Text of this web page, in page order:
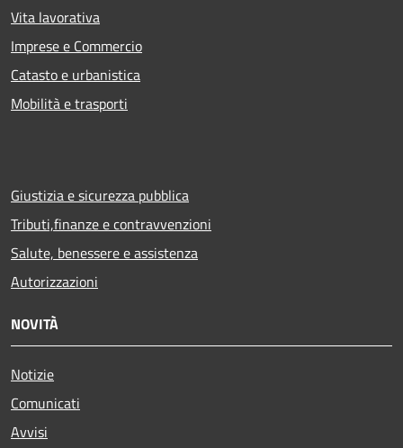
Vita lavorativa
Imprese e Commercio
Catasto e urbanistica
Mobilità e trasporti
Giustizia e sicurezza pubblica
Tributi,finanze e contravvenzioni
Salute, benessere e assistenza
Autorizzazioni
NOVITÀ
Notizie
Comunicati
Avvisi